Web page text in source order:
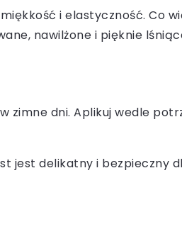
i elastyczność. Co
nawilżone i pięknie
zimne dni. Aplikuj wedle
jest delikatny i bezpieczny